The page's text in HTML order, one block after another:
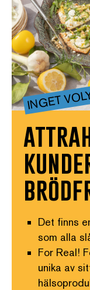
INGET
Det finns
som alla
For Real!
unika av